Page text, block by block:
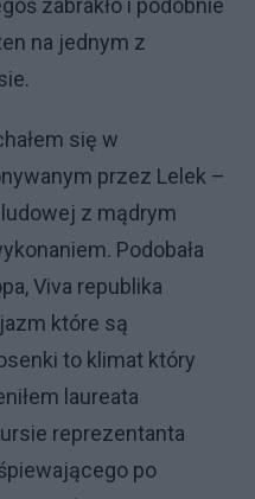
zabrakło i podobnie
na jednym z
się w
przez Lelek –
z mądrym
Podobała
Viva republika
które są
to klimat który
laureata
reprezentanta
po